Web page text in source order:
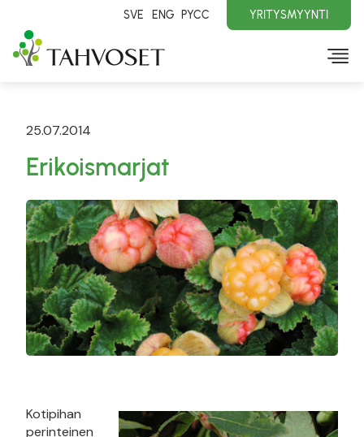
SVE ENG PYCC YRITYSMYYNTI
25.07.2014
Erikoismarjat
Kotipihan
perinteinen